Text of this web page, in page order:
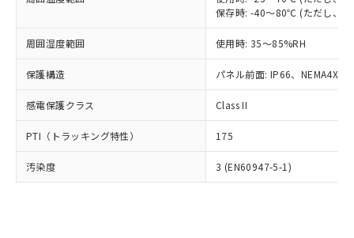
保存時: -40～80℃ (ただし、氷
周囲湿度範囲 使用時: 35～85%RH
保護構造 パネル前面: IP66、NEMA4X,
感電保護クラス Class II
PTI（トラッキング特性） 175
汚染度 3 (EN60947-5-1)
正式な納期状況および標準価格はお客
様のお取引先、またはお客様担当のオ
ムロン制御機器販売店・当社販売員に
オムロン制御機器販売店や当社販売拠
販売ネットワーク
」をご確認
ください。
在庫状況および標準価格結果を当社の
事前の承諾なく第三者に漏洩または開
マイパーツ機能（部品リスト作成サー
ル) (DEHP)(別名：DOP) 1000ppm以下、フタル酸ブチ
ルベンジル（BBP） 1000ppm以下、フタル酸ジブチル
（DBP） 1000ppm以下、フタル酸ジイソブチル
(DIBP) 1000ppm以下
フタル酸エステル類の４物質については閾値を超える意
図的な使用がないことを確認しています。
※2 対応予定月
部品在庫の切り替え状況などにより、予定
月が前後することがあります。
DBP(フタル酸ジブチル) : 1000ppm、 DIBP(フタル酸ジ
イソブチル) : 1000ppm、 BBP(フタル酸ブチルベンジ
ル) : 1000ppm、
DEHP(フタル酸ビス(2-エチルヘキシル)) : 1000ppm
※2 環境保護使用期限
「ｅ」：有害物質（10物質）のすべてが基
準値以下であることを示します。
「10」：通常の使用状況下において有害物
質が外部に漏えいし、環境に深刻な影響を
当社は規制貨物を破棄する場合は、完
全に破砕するなど、違法に輸出されな
いよう必要な手段を講じます。
ル、化学兵器、生物兵器またはその他
武器並びにこれらの製造装置等に一切
使用いたしません。
当社は、貴社製品を第三者に販売する
場合は、上記1、2および3の内容を当
該第三者に通知します。また当社は、
販売先および販売に係わる関係者が違
法に輸出するおそれがある場合は、取
一定数には満たないが在庫あり
在庫なし(最新の在庫状況につ
いては、お客様のお取引先、ま
たはお客様担当のオムロン制御
機器販売店・当社販売員にご確
認ください)
受注生産機種、また在庫状況の